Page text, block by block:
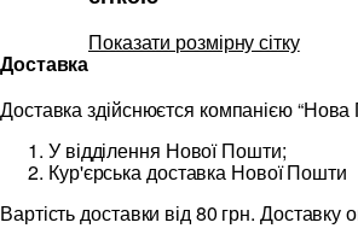
Показати розмірну сітку
Доставка
Доставка здійснюєтся компанією
У відділення Нової Пошти;
Кур'єрська доставка Нової Пошти
Вартість доставки від 80 грн. Доставку